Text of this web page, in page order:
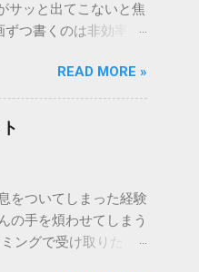
サッと出てこないと焦
つ書くのは非効率で
詳しく解説します。
」しても旧字・外字
、パソコンが文字を
によって「第1水
旧字）や、特定の組
には、いわば「住
指定すれば、確実に呼
用性が高く、特別な
READ MORE »
をついてしまった経験
の手を煩わせてしまう
ングで受け取りた